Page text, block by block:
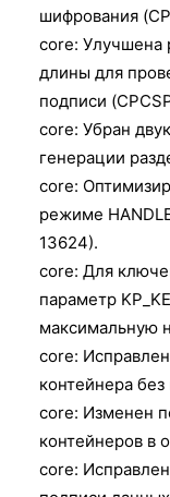
шифрования
core: Улучшена
длины для
подписи
core: Убран
генерации
core:
режиме
13624).
core: Для
параметр
максимальную
core:
контейнера
core: Изменен
контейнеров в
core: